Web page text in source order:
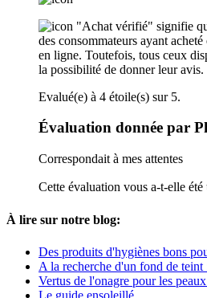
"Achat vérifié" signifie
des consommateurs ayant
en ligne. Toutefois, tous ceux
la possibilité de donner leur avis.
Evalué(e) à 4 étoile(s) sur 5.
Évaluation donnée par
Correspondait à mes attentes
Cette évaluation vous a-t-elle été
À lire sur notre blog:
Des produits d'hygiènes bons
A la recherche d'un fond de
Vertus de l'onagre pour les
Le guide ensoleillé